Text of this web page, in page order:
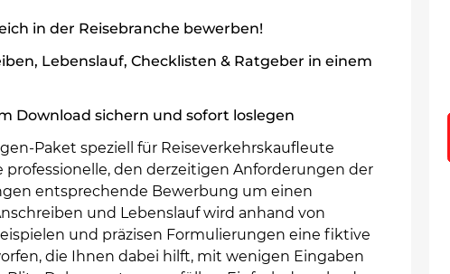
in der Reisebranche bewerben!
Lebenslauf, Checklisten & Ratgeber in einem
Download sichern und sofort loslegen
Paket speziell für Reiseverkehrskaufleute
professionelle, den derzeitigen Anforderungen der
entsprechende Bewerbung um einen
und Lebenslauf wird anhand von
und präzisen Formulierungen eine fiktive
die Ihnen dabei hilft, mit wenigen Eingaben